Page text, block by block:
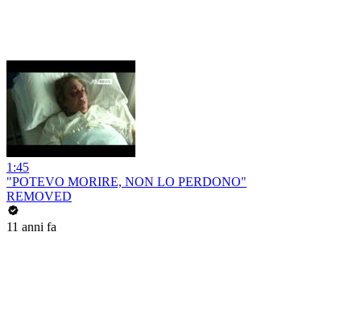
1:45
"POTEVO MORIRE, NON LO PERDONO"
REMOVED
11 anni fa